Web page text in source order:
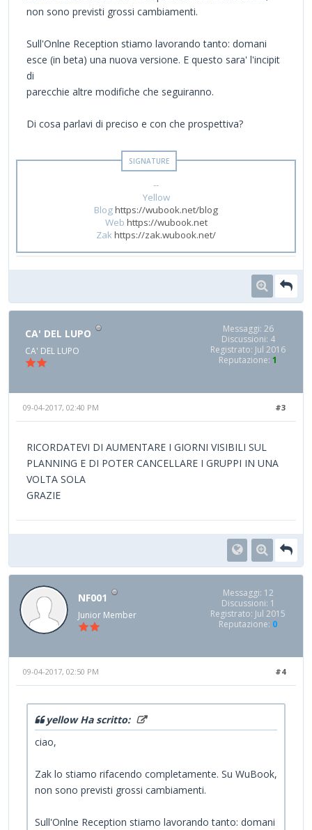
non sono previsti grossi cambiamenti.
Sull'Onlne Reception stiamo lavorando tanto: domani
esce (in beta) una nuova versione. E questo sara' l'incipit
di
parecchie altre modifiche che seguiranno.
Di cosa parlavi di preciso e con che prospettiva?
--
Yellow
Bloghttps://wubook.net/blog
Web https://wubook.net
Zakhttps://zak.wubook.net/
CA' DEL LUPO
CA' DEL LUPO
Messaggi: 26
Discussioni: 4
Registrato: Jul 2016
Reputazione: 1
#3
09-04-2017, 02:40 PM
RICORDATEVI DI AUMENTARE I GIORNI VISIBILI SUL
PLANNING E DI POTER CANCELLARE I GRUPPI IN UNA
VOLTA SOLA
GRAZIE
NF001
Junior Member
Messaggi: 12
Discussioni: 1
Registrato: Jul 2015
Reputazione: 0
#4
09-04-2017, 02:50 PM
yellow Ha scritto:
ciao,
Zak lo stiamo rifacendo completamente. Su WuBook,
non sono previsti grossi cambiamenti.
Sull'Onlne Reception stiamo lavorando tanto: domani